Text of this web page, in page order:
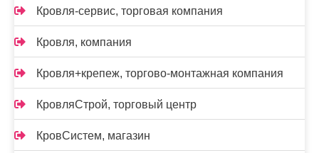
Кровля-сервис, торговая компания
Кровля, компания
Кровля+крепеж, торгово-монтажная компания
КровляСтрой, торговый центр
КровСистем, магазин